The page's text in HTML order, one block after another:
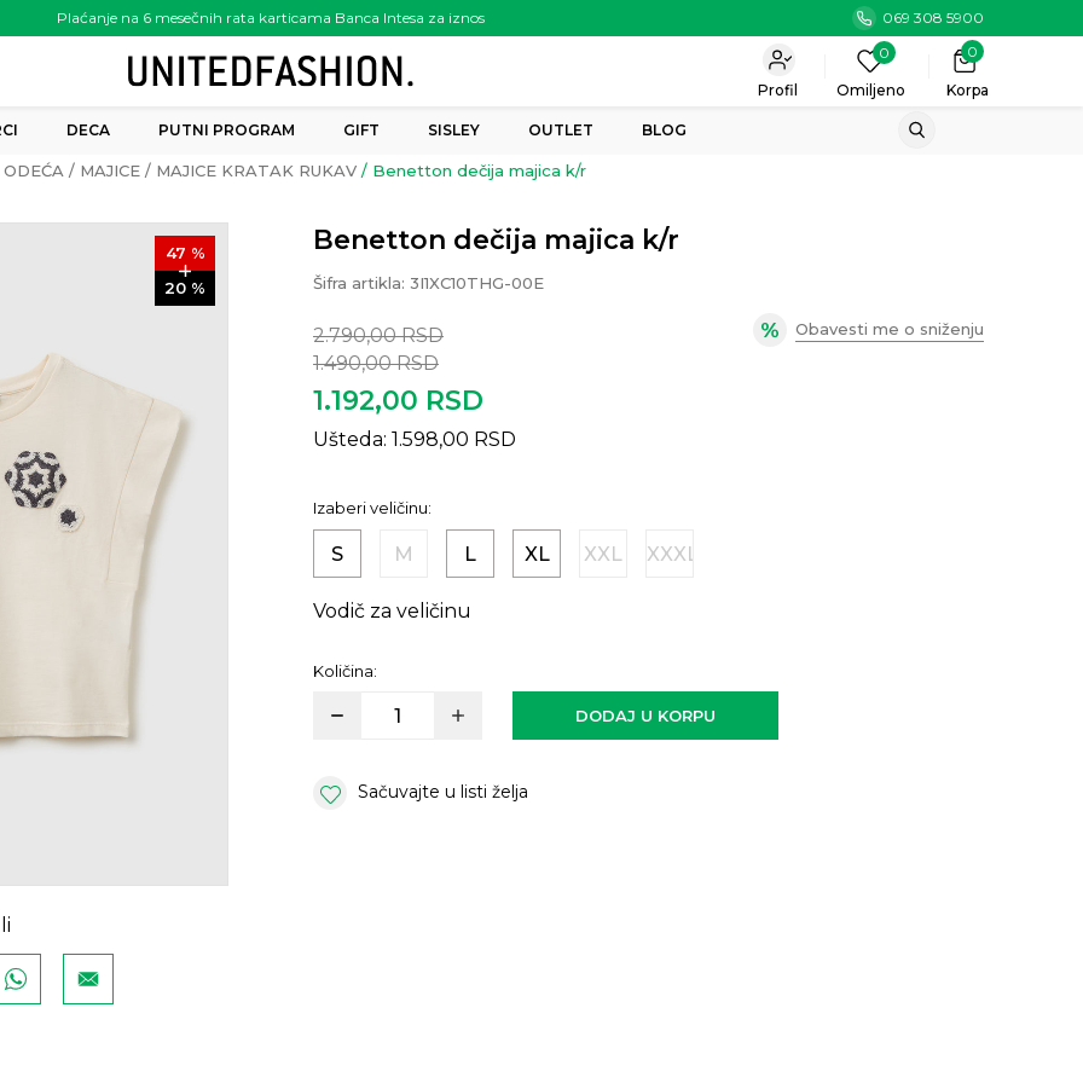
Plaćanje na 6 mesečnih rata karticama Banca Intesa za iznos
preko 6.000.00 rsd
069 308 5900
Korpa
0
0
Omiljeno
Profil
DECA PUTNI PROGRAM GIFT SISLEY OUTLET BLOG
ODEĆA MAJICE MAJICE KRATAK RUKAV Benetton dečija majica k/r
47 %
20 %
Benetton dečija majica k/r
Šifra artikla: 3I1XC10THG-00E
2.790,00 RSD
1.490,00 RSD
1.192,00 RSD
Ušteda: 1.598,00 RSD
Obavesti me o sniženju
Izaberi veličinu:
S M L XL XXL XXXL
Vodič za veličinu
Količina:
DODAJ U KORPU
Sačuvajte u listi želja